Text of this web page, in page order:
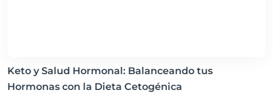
Keto y Salud Hormonal: Balanceando tus
Hormonas con la Dieta Cetogénica